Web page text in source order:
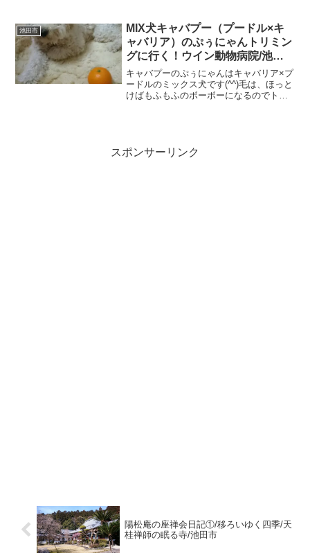
月15日(^^)/池田市吉田町にある古刹でど
なたでもご参加できます。座禅...
池田市
MIX犬キャバプー（プードル×キ
ャバリア）のぷぅにゃんトリミン
グに行く！ウイン動物病院/池田
市
キャバプーのぷぅにゃんはキャバリア×プ
ードルのミックス犬です(^^)毛は、ほっと
けばもふもふのボーボーになるのでトリ
スポンサーリンク
陽松庵の座禅会日記①/移ろいゆく四季/天
桂禅師の眠る寺/池田市